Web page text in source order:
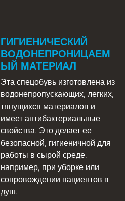
ГИГИЕНИЧЕСКИЙ
ВОДОНЕПРОНИЦАЕМ
ЫЙ МАТЕРИАЛ
Эта спецобувь изготовлена из
водонепропускающих, легких,
тянущихся материалов и
имеет антибактериальные
свойства. Это делает ее
безопасной, гигиеничной для
работы в сырой среде,
например, при уборке или
сопровождении пациентов в
душ.